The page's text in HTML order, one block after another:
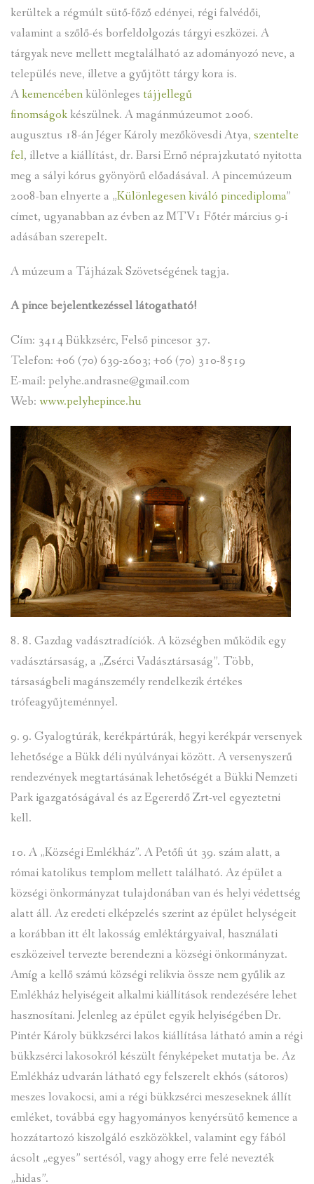
kerültek a régmúlt sütő-főző edényei, régi falvédői,
valamint a szőlő-és borfeldolgozás tárgyi eszközei. A
tárgyak neve mellett megtalálható az adományozó neve, a
település neve, illetve a gyűjtött tárgy kora is.
Akemencébenkülönleges tájjellegű
finomságokkészülnek. A magánmúzeumot 2006.
augusztus 18-án Jéger Károly mezőkövesdi Atya, szentelte
fel, illetve a kiállítást, dr. Barsi Ernő néprajzkutató nyitotta
meg a sályi kórus gyönyörű előadásával. A pincemúzeum
2008-ban elnyerte a „Különlegesen kiváló pincediploma”
címet, ugyanabban az évben az MTV1 Főtér március 9-i
adásában szerepelt.
A múzeum a Tájházak Szövetségének tagja.
A pince bejelentkezéssel látogatható!
Cím: 3414 Bükkzsérc, Felső pincesor 37.
Telefon: +06 (70) 639-2603; +06 (70) 310-8519
E-mail: pelyhe.andrasne@gmail.com
Web: www.pelyhepince.hu
8. 8. Gazdag vadásztradíciók. A községben működik egy
vadásztársaság, a „Zsérci Vadásztársaság”. Több,
társaságbeli magánszemély rendelkezik értékes
trófeagyűjteménnyel.
9. 9. Gyalogtúrák, kerékpártúrák, hegyi kerékpár versenyek
lehetősége a Bükk déli nyúlványai között. A versenyszerű
rendezvények megtartásának lehetőségét a Bükki Nemzeti
Park igazgatóságával és az Egererdő Zrt-vel egyeztetni
kell.
10. A „Községi Emlékház”. A Petőfi út 39. szám alatt, a
római katolikus templom mellett található. Az épület a
községi önkormányzat tulajdonában van és helyi védettség
alatt áll. Az eredeti elképzelés szerint az épület helységeit
a korábban itt élt lakosság emléktárgyaival, használati
eszközeivel tervezte berendezni a községi önkormányzat.
Amíg a kellő számú községi relikvia össze nem gyűlik az
Emlékház helyiségeit alkalmi kiállítások rendezésére lehet
hasznosítani. Jelenleg az épület egyik helyiségében Dr.
Pintér Károly bükkzsérci lakos kiállítása látható amin a régi
bükkzsérci lakosokról készült fényképeket mutatja be. Az
Emlékház udvarán látható egy felszerelt ekhós (sátoros)
meszes lovakocsi, ami a régi bükkzsérci meszeseknek állít
emléket, továbbá egy hagyományos kenyérsütő kemence a
hozzátartozó kiszolgáló eszközökkel, valamint egy fából
ácsolt „egyes” sertésól, vagy ahogy erre felé nevezték
„hidas”.